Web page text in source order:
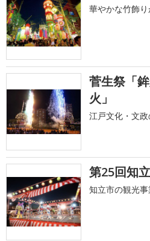
華やかな竹飾
菅生祭「
火」
江戸文化・文
第25回知
知立市の観光